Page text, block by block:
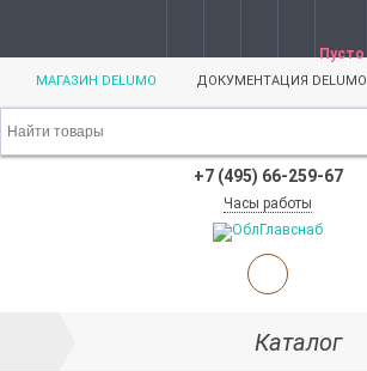
Пусто
МАГАЗИН DELUMO ДОКУМЕНТАЦИЯ DELUMO
+7 (495) 66-259-67
Часы работы
Каталог